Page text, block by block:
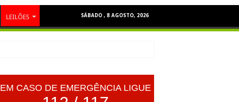
LEILÕES SÁBADO , 8 AGOSTO, 2026
EM CASO DE EMERGÊNCIA LIGUE